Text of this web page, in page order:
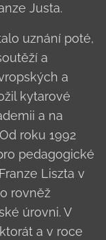
Justa.
uznání poté,
a
a
kytarové
a na
roku 1992
pedagogické
Liszta v
rovněž
úrovni. V
a v roce